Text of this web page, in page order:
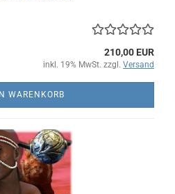
210,00 EUR
inkl. 19% MwSt. zzgl. Versand
WARENKORB